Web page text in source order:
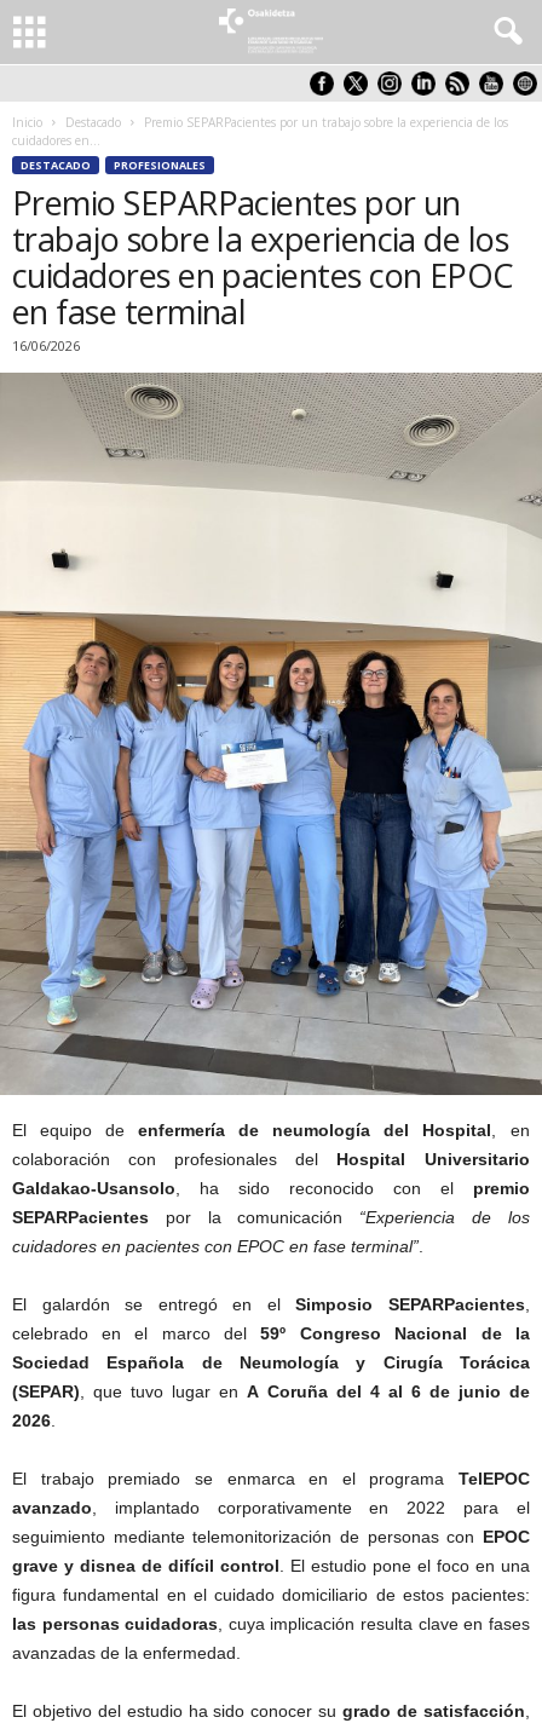
Inicio Destacado
Premio SEPARPacientes por un trabajo sobre la experiencia de los
cuidadores en...
DESTACADO PROFESIONALES
Premio SEPARPacientes por un
trabajo sobre la experiencia de los
cuidadores en pacientes con EPOC
en fase terminal
16/06/2026
El equipo de enfermería de neumología del Hospital , en
colaboración con profesionales del Hospital Universitario
Galdakao-Usansolo , ha sido reconocido con el premio
SEPARPacientes por la comunicación “Experiencia de los
cuidadores en pacientes con EPOC en fase terminal”
El galardón se entregó en el Simposio SEPARPacientes
celebrado en el marco del 59º Congreso Nacional de la
Sociedad Española de Neumología y Cirugía Torácica
(SEPAR) , que tuvo lugar en A Coruña del 4 al 6 de junio de
2026
El trabajo premiado se enmarca en el programa TelEPOC
avanzado , implantado corporativamente en 2022 para el
seguimiento mediante telemonitorización de personas con EPOC
grave y disnea de difícil control . El estudio pone el foco en una
figura fundamental en el cuidado domiciliario de estos pacientes:
las personas cuidadoras , cuya implicación resulta clave en fases
avanzadas de la enfermedad.
El objetivo del estudio ha sido conocer su grado de satisfacción